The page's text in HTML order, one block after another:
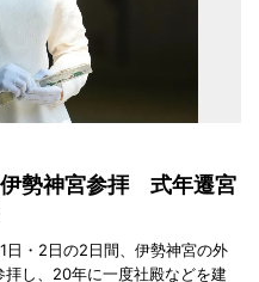
勢神宮参拝 式年遷宮
日・2日の2日間、伊勢神宮の外
し、20年に一度社殿などを建